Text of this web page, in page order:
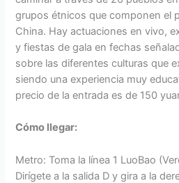
grupos étnicos que componen el
China. Hay actuaciones en vivo,
y fiestas de gala en fechas
sobre las diferentes culturas que
siendo una experiencia muy
precio de la entrada es de 150
Cómo llegar:
Metro: Toma la línea 1 LuoBao
Dirígete a la salida D y gira a la